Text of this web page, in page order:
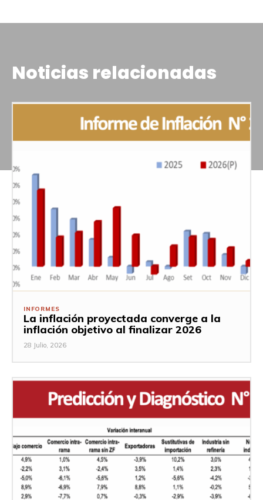
Noticias relacionadas
INFORMES
La inflación proyectada converge a la
inflación objetivo al finalizar 2026
28 Julio, 2026